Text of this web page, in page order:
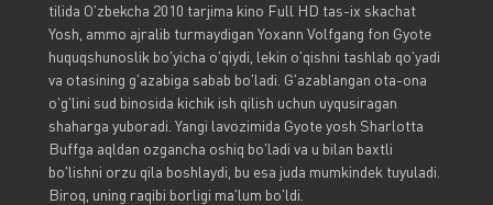
tilida O'zbekcha 2010 tarjima kino Full HD tas-ix skachat
Yosh, ammo ajralib turmaydigan Yoxann Volfgang fon Gyote
huquqshunoslik bo'yicha o'qiydi, lekin o'qishni tashlab qo'yadi
va otasining g'azabiga sabab bo'ladi. G'azablangan ota-ona
o'g'lini sud binosida kichik ish qilish uchun uyqusiragan
shaharga yuboradi. Yangi lavozimida Gyote yosh Sharlotta
Buffga aqldan ozgancha oshiq bo'ladi va u bilan baxtli
bo'lishni orzu qila boshlaydi, bu esa juda mumkindek tuyuladi.
Biroq, uning raqibi borligi ma'lum bo'ldi.